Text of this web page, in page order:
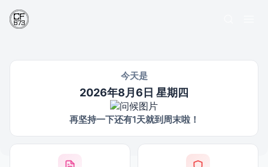
今天是
2026年8月6日 星期四
再坚持一下还有1天就到周末啦！